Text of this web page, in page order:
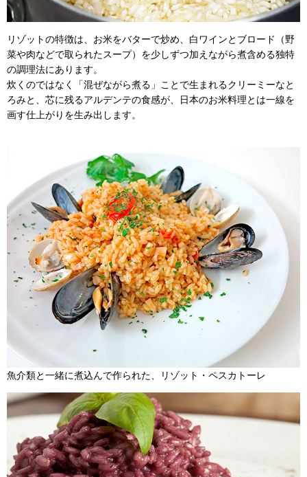
リゾットの特徴は、お米をバターで炒め、白ワインとブロード（野
菜や肉などで取られたスープ）を少しずつ加えながら煮含める独特
の調理法にあります。
炊くのではなく「混ぜながら煮る」ことで生まれるクリーミーなと
ろみと、芯に残るアルデンテの食感が、日本のお米料理とは一線を
画す仕上がりを生み出します。
魚介類と一緒に煮込んで作られた、リゾット・ペスカトーレ